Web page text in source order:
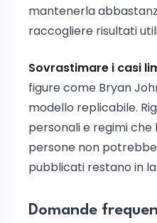
mantenerla
raccogliere risultati
Sovrastimare i casi
figure come Bryan
modello replicabile.
personali e regimi
persone non
pubblicati restano in
Domande